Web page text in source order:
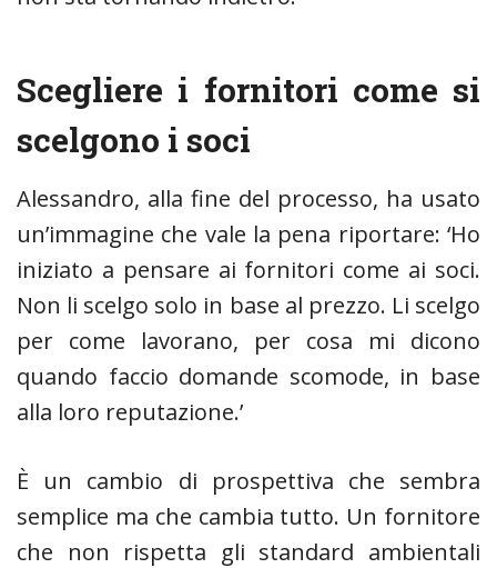
Scegliere i fornitori come si
scelgono i soci
Alessandro, alla fine del processo, ha usato
un’immagine che vale la pena riportare: ‘Ho
iniziato a pensare ai fornitori come ai soci.
Non li scelgo solo in base al prezzo. Li scelgo
per come lavorano, per cosa mi dicono
quando faccio domande scomode, in base
alla loro reputazione.’
È un cambio di prospettiva che sembra
semplice ma che cambia tutto. Un fornitore
che non rispetta gli standard ambientali